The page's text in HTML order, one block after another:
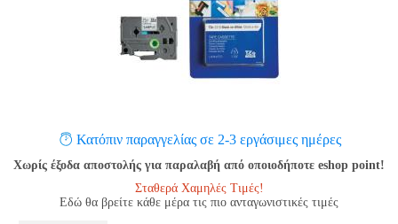
Κατόπιν παραγγελίας σε 2-3 εργάσιμες ημέρες
Χωρίς έξοδα αποστολής για παραλαβή από οποιοδήποτε eshop point!
Σταθερά Χαμηλές Τιμές!
Εδώ θα βρείτε κάθε μέρα τις πιο ανταγωνιστικές τιμές